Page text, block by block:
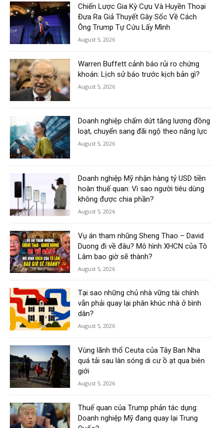
Chiến Lược Gia Kỳ Cựu Và Huyền Thoại
Đưa Ra Giả Thuyết Gây Sốc Về Cách
Ông Trump Tự Cứu Lấy Mình
August 5, 2026
Warren Buffett cảnh báo rủi ro chứng
khoán: Lịch sử báo trước kịch bản gì?
August 5, 2026
Doanh nghiệp chấm dứt tăng lương đồng
loạt, chuyển sang đãi ngộ theo năng lực
August 5, 2026
Doanh nghiệp Mỹ nhận hàng tỷ USD tiền
hoàn thuế quan: Vì sao người tiêu dùng
không được chia phần?
August 5, 2026
Vụ án tham nhũng Sheng Thao – David
Duong đi về đâu? Mô hình XHCN của Tô
Lâm bao giờ sẽ thành?
August 5, 2026
Tại sao những chủ nhà vững tài chính
vẫn phải quay lại phân khúc nhà ở bình
dân?
August 5, 2026
Vùng lãnh thổ Ceuta của Tây Ban Nha
quá tải sau làn sóng di cư ồ ạt qua biên
giới
August 5, 2026
Thuế quan của Trump phản tác dụng:
Doanh nghiệp Mỹ đang quay lại Trung